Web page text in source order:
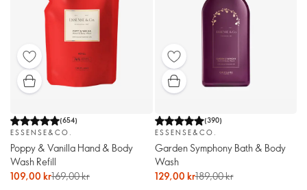
(654)
ESSENSE&CO.
Poppy & Vanilla Hand & Body
Wash Refill
109,00 kr169,00 kr
(390)
ESSENSE&CO.
Garden Symphony Bath & Body
Wash
129,00 kr189,00 kr